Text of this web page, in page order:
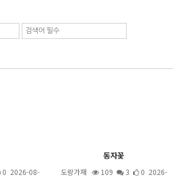
0 2026-08-
동자꽃
도랑가재 109 3
0 2026-